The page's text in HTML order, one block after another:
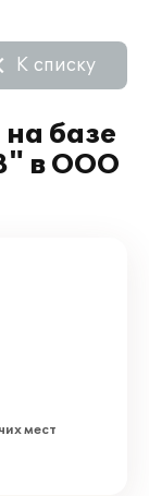
на базе
в ООО
К списку
мест